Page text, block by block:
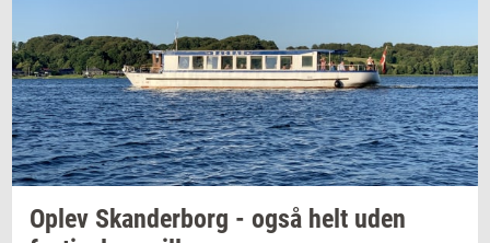
Oplev Skan­der­borg - også helt uden